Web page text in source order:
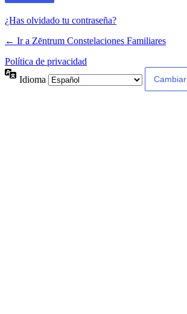
¿Has olvidado tu contraseña?
← Ir a Zēntrum Constelaciones Familiares
Política de privacidad
Idioma